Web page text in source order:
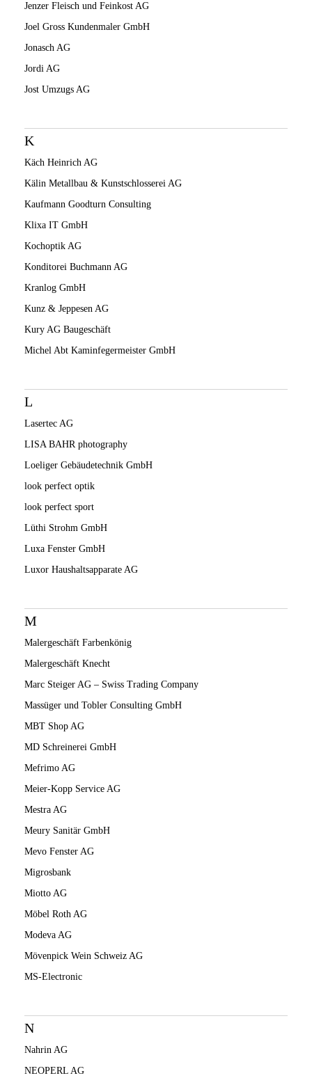
Jenzer Fleisch und Feinkost AG
Joel Gross Kundenmaler GmbH
Jonasch AG
Jordi AG
Jost Umzugs AG
K
Käch Heinrich AG
Kälin Metallbau & Kunstschlosserei AG
Kaufmann Goodturn Consulting
Klixa IT GmbH
Kochoptik AG
Konditorei Buchmann AG
Kranlog GmbH
Kunz & Jeppesen AG
Kury AG Baugeschäft
Michel Abt Kaminfegermeister GmbH
L
Lasertec AG
LISA BAHR photography
Loeliger Gebäudetechnik GmbH
look perfect optik
look perfect sport
Lüthi Strohm GmbH
Luxa Fenster GmbH
Luxor Haushaltsapparate AG
M
Malergeschäft Farbenkönig
Malergeschäft Knecht
Marc Steiger AG – Swiss Trading Company
Massüger und Tobler Consulting GmbH
MBT Shop AG
MD Schreinerei GmbH
Mefrimo AG
Meier-Kopp Service AG
Mestra AG
Meury Sanitär GmbH
Mevo Fenster AG
Migrosbank
Miotto AG
Möbel Roth AG
Modeva AG
Mövenpick Wein Schweiz AG
MS-Electronic
N
Nahrin AG
NEOPERL AG